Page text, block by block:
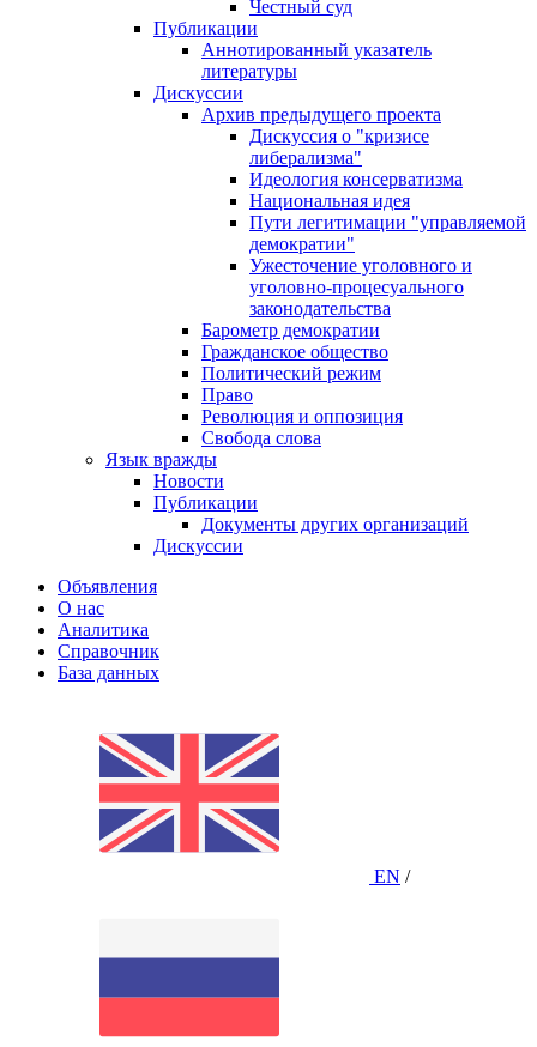
Честный суд
Публикации
Аннотированный указатель
литературы
Дискуссии
Архив предыдущего проекта
Дискуссия о "кризисе
либерализма"
Идеология консерватизма
Национальная идея
Пути легитимации "управляемой
демократии"
Ужесточение уголовного и
уголовно-процесуального
законодательства
Барометр демократии
Гражданское общество
Политический режим
Право
Революция и оппозиция
Свобода слова
Язык вражды
Новости
Публикации
Документы других организаций
Дискуссии
Объявления
О нас
Аналитика
Справочник
База данных
EN /